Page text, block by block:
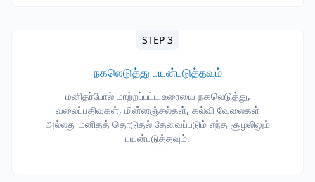
STEP 3
நகலெடுத்து பயன்படுத்தவும்
மனிதர்போல் மாற்றப்பட்ட உரையை நகலெடுத்து,
வலைப்பதிவுகள், மின்னஞ்சல்கள், கல்வி வேலைகள்
அல்லது மனிதத் தொடுதல் தேவைப்படும் எந்த சூழலிலும்
பயன்படுத்தவும்.